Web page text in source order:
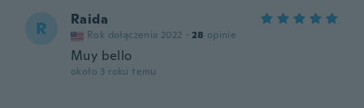
R Raida
Rok dołączenia 2022 · 28 opinie
Muy bello
około 3 roku temu